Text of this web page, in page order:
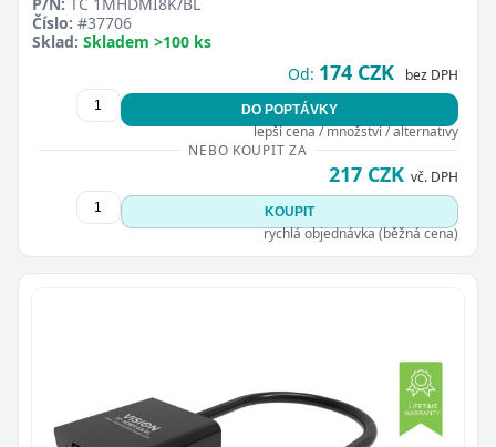
Číslo: #37706
Sklad: Skladem >100 ks
Od: 174 CZK bez DPH
DO POPTÁVKY
lepší cena / množství / alternativy
NEBO KOUPIT ZA
217 CZK vč. DPH
KOUPIT
rychlá objednávka (běžná cena)